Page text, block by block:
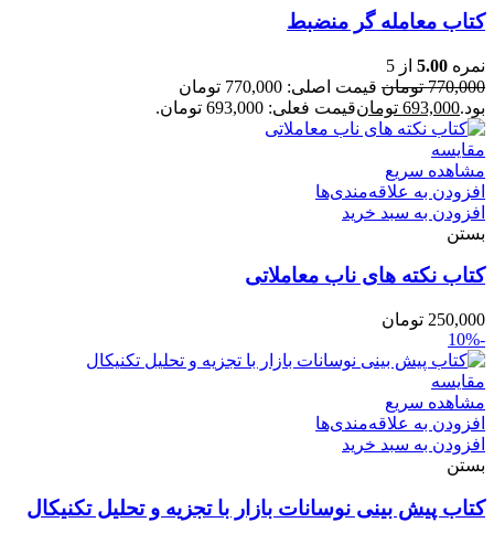
کتاب معامله گر منضبط
نمره 5.00 از 5
770,000 تومان
قیمت اصلی: 770,000 تومان
بود.693,000 تومانقیمت فعلی: 693,000 تومان.
مقایسه
مشاهده سریع
افزودن به علاقه‌مندی‌ها
افزودن به سبد خرید
بستن
کتاب نکته های ناب معاملاتی
250,000 تومان
-10%
مقایسه
مشاهده سریع
افزودن به علاقه‌مندی‌ها
افزودن به سبد خرید
بستن
کتاب پیش بینی نوسانات بازار با تجزیه و تحلیل تکنیکال